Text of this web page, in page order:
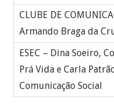
CLUBE DE
Armando Braga da
ESEC – Dina Soeiro,
Prá Vida e Carla
Comunicação Social